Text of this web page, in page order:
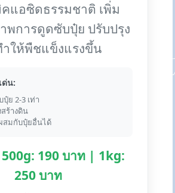
แอซิดธรรมชาติ เพิ่ม
พการดูดซับปุ๋ย ปรับปรุง
ให้พืชแข็งแรงขึ้น
ด่น:
ย 2-3 เท่า
สร้างดิน
สมกับปุ๋ยอื่นได้
190 บาท | 1kg:
250 บาท